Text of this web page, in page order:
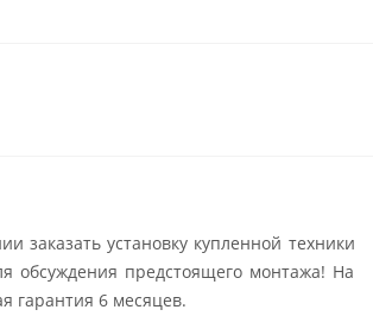
заказать установку купленной техники
обсуждения предстоящего монтажа! На
гарантия 6 месяцев.